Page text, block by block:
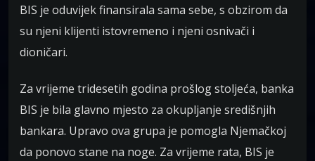
BIS je oduvijek finansirala sama sebe, s obzirom da
su njeni klijenti istovremeno i njeni osnivači i
dioničari.
Za vrijeme tridesetih godina prošlog stoljeća, banka
BIS je bila glavno mjesto za okupljanje središnjih
bankara. Upravo ova grupa je pomogla Njemačkoj
da ponovo stane na noge. Za vrijeme rata, BIS je